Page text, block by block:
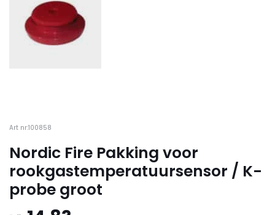
Art nr:100858
Nordic Fire Pakking voor
rookgastemperatuursensor / K-
probe groot